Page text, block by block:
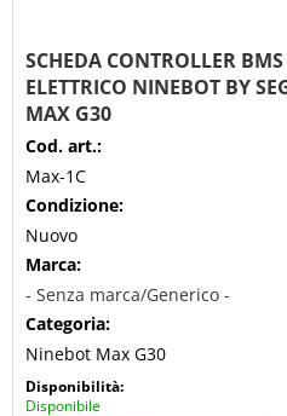
SCHEDA CONTROLLER
ELETTRICO NINEBOT BY
MAX G30
Cod. art.:
Max-1C
Condizione:
Nuovo
Marca:
- Senza marca/Generico -
Categoria:
Ninebot Max G30
Disponibilità:
Disponibile